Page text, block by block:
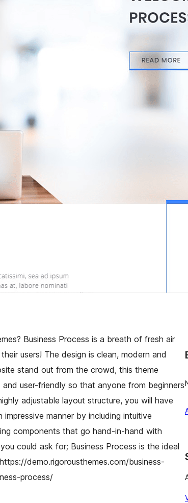
Business Process is a breath of fresh air
users! The design is clean, modern and
stand out from the crowd, this theme
user-friendly so that anyone from beginners
adjustable layout structure, you will have
manner by including intuitive
components that go hand-in-hand with
could ask for; Business Process is the ideal
demo.rigorousthemes.com/business-
process/